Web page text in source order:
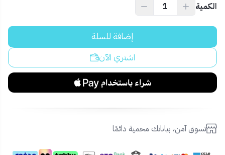
الكمية
إضافة للسلة
اشتري الآن
تسوق آمن، بياناتك محمية دائمًا